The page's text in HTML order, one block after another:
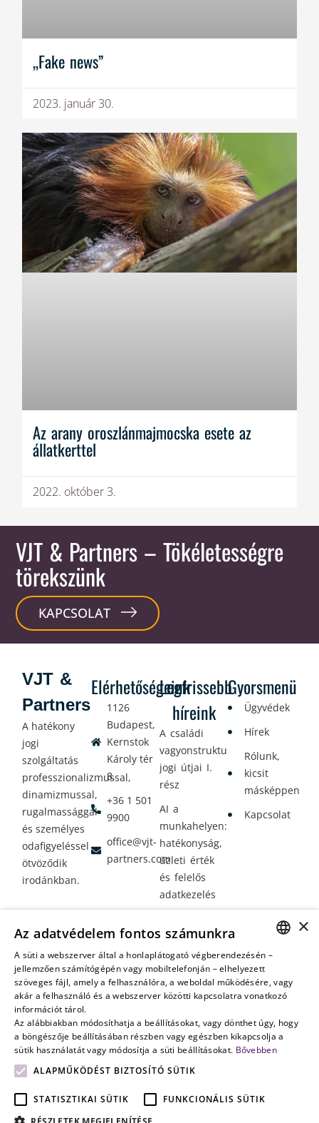
„Fake news”
2023. január 30.
Az arany oroszlánmajmocska esete az
állatkerttel
2022. október 3.
VJT & Partners – Tökéletességre
törekszünk
KAPCSOLAT
Elérhetőségeink
1126
Budapest,
Kernstok
Károly tér
8.
+36 1 501
9900
office@vjt-
partners.com
Legfrissebb
híreink
A családi
vagyonstrukturálás
jogi útjai I.
rész
AI a
munkahelyen:
hatékonyság,
üzleti érték
és felelős
adatkezelés
amikor a jövő
nem a
véletlenen
múlik
Gyorsmenü
Ügyvédek
Hírek
Rólunk,
kicsit
másképpen
Kapcsolat
VJT &
Partners
A hatékony
jogi
szolgáltatás
professzionalizmussal,
dinamizmussal,
rugalmassággal
és személyes
odafigyeléssel
ötvöződik
irodánkban.
HUNGARIAN
ENGLISH
×
Az adatvédelem fontos számunkra
A süti a webszerver által a honlaplátogató végberendezésén –
jellemzően számítógépén vagy mobiltelefonján – elhelyezett
szöveges fájl, amely a felhasználóra, a weboldal működésére, vagy
akár a felhasználó és a webszerver közötti kapcsolatra vonatkozó
információt tárol.
Az alábbiakban módosíthatja a beállításokat, vagy dönthet úgy, hogy
a böngészője beállításában részben vagy egészben kikapcsolja a
sütik használatát vagy módosítja a süti beállításokat. Bővebben
ALAPMŰKÖDÉST BIZTOSÍTÓ SÜTIK
STATISZTIKAI SÜTIK
FUNKCIONÁLIS SÜTIK